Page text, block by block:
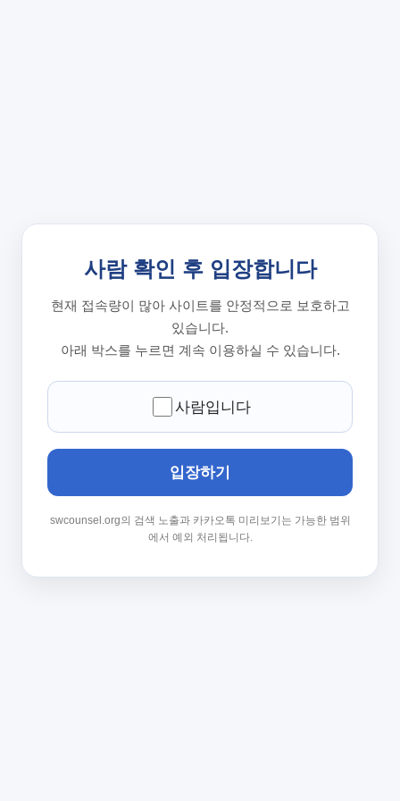
사람 확인 후 입장합니다
현재 접속량이 많아 사이트를 안정적으로 보호하고
있습니다.
아래 박스를 누르면 계속 이용하실 수 있습니다.
사람입니다
입장하기
swcounsel.org의 검색 노출과 카카오톡 미리보기는 가능한 범위
에서 예외 처리됩니다.